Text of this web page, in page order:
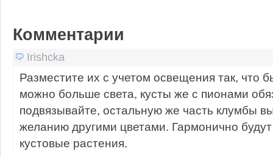
Комментарии
Irishcka
Разместите их с учетом освещения так, что
можно больше света, кусты же с пионами
подвязывайте, остальную же часть клумбы
желанию другими цветами. Гармонично
кустовые растения.